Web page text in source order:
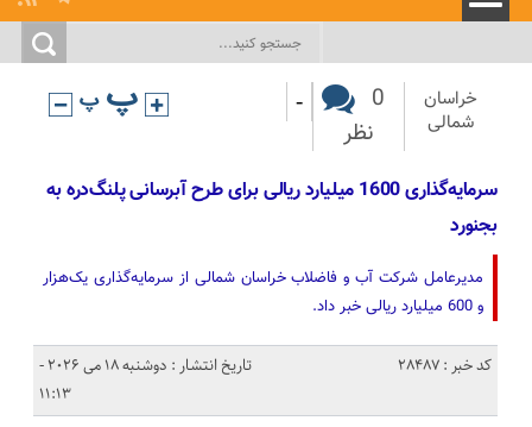
خراسان
شمالی
0
نظر
-
سرمایه‌گذاری 1600 میلیارد ریالی برای طرح آبرسانی پلنگ‌دره به
بجنورد
مدیرعامل شرکت آب و فاضلاب خراسان شمالی از سرمایه‌گذاری یک‌هزار
و 600 میلیارد ریالی خبر داد.
کد خبر : 28487
تاریخ انتشار : دوشنبه 18 می 2026 -
11:13